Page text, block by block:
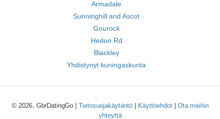
Armadale
Sunninghill and Ascot
Gourock
Hedon Rd
Blackley
Yhdistynyt kuningaskunta
© 2026, GbrDatingGo | Tietosuojakäytäntö| Käyttöehdot| Ota meihin
yhteyttä